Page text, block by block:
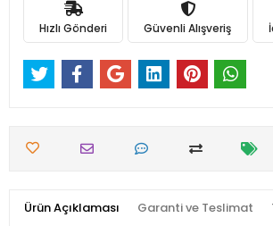
Hızlı Gönderi Güvenli Alışveriş
Ürün Açıklaması Garanti ve Teslimat